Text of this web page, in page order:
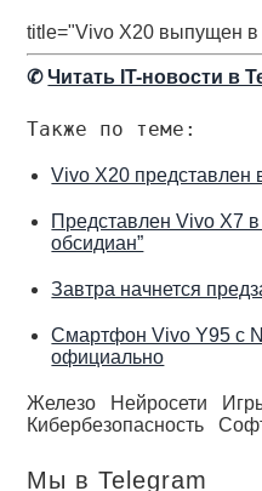
title="Vivo X20 выпущен в
✆Читать IT-новости в
Также по теме:
Vivo X20 представлен
Представлен Vivo X7
обсидиан”
Завтра начнется
Смартфон Vivo Y95 с
официально
Железо Нейросети
Кибербезопасность
Мы в Telegram